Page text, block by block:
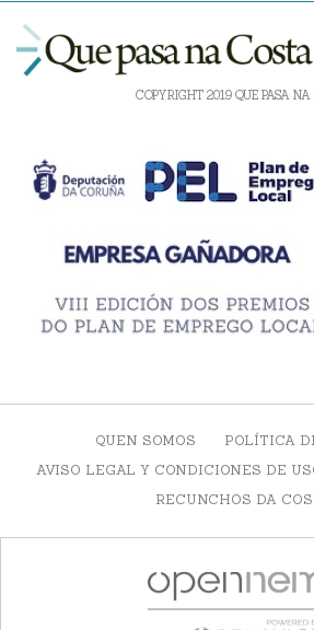
COPYRIGHT 2019 QUE PASA
QUEN SOMOS
POLÍTICA
AVISO LEGAL Y CONDICIONES DE
RECUNCHOS DA